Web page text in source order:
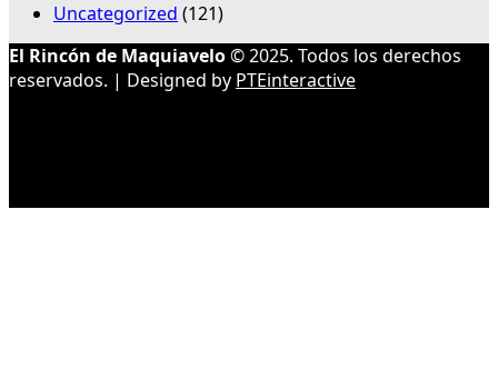
Uncategorized (121)
El Rincón de Maquiavelo© 2025. Todos los derechos
reservados. | Designed by PTEinteractive